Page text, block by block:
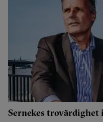
Sernekes trovärdighet